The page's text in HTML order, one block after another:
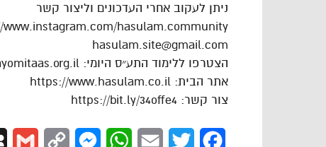
ניתן לעקוב אחרי העדכונים וליצור קשר
hasulam.community
hasulam.site@gmail.com
הצטרפו ללימוד התע״ס היומי: https://dafhayomitaas.org.il
אתר הבית: https://www.hasulam.co.il
צור קשר: https://bit.ly/34offe4
Facebook
Twitter
Email
WhatsApp
Messenger
Copy